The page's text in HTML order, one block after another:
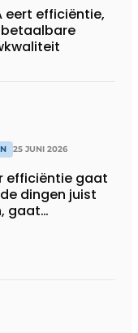
eert efficiëntie,
25 JUNI 2026
efficiëntie gaat
dingen juist
gaat